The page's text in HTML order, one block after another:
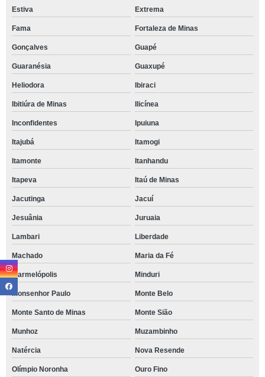
Estiva Extrema
Fama Fortaleza de Minas
Gonçalves Guapé
Guaranésia Guaxupé
Heliodora Ibiraci
Ibitiúra de Minas Ilicínea
Inconfidentes Ipuiuna
Itajubá Itamogi
Itamonte Itanhandu
Itapeva Itaú de Minas
Jacutinga Jacuí
Jesuânia Juruaia
Lambari Liberdade
Machado Maria da Fé
Marmelópolis Minduri
Monsenhor Paulo Monte Belo
Monte Santo de Minas Monte Sião
Munhoz Muzambinho
Natércia Nova Resende
Olímpio Noronha Ouro Fino